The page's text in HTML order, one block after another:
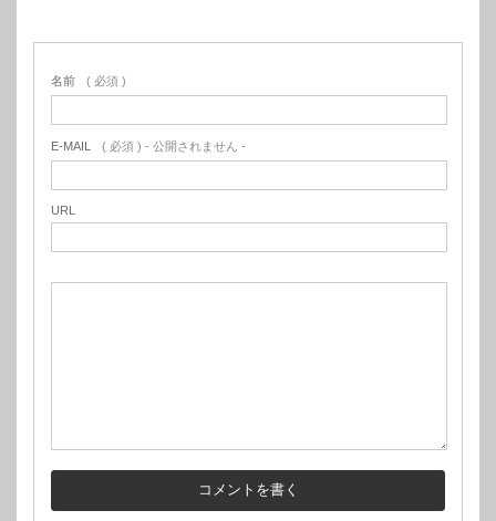
名前 ( 必須 )
E-MAIL ( 必須 ) - 公開されません -
URL